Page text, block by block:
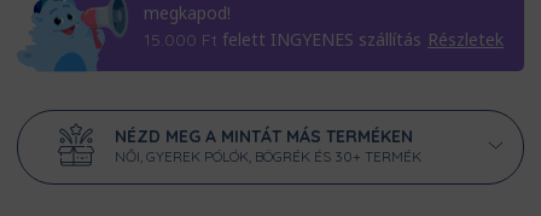
megkapod!
15.000 Ft felett INGYENES szállítás Részletek
NÉZD MEG A MINTÁT MÁS TERMÉKEN
NŐI, GYEREK PÓLÓK, BÖGRÉK ÉS 30+ TERMÉK